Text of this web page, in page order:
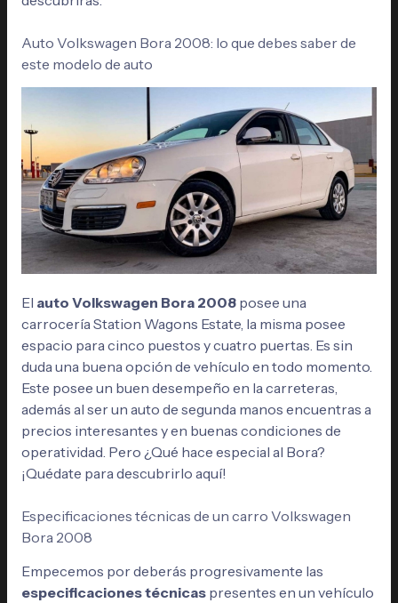
Auto Volkswagen Bora 2008: lo que debes saber de
este modelo de auto
El auto Volkswagen Bora 2008posee una
carrocería Station Wagons Estate, la misma posee
espacio para cinco puestos y cuatro puertas. Es sin
duda una buena opción de vehículo en todo momento.
Este posee un buen desempeño en la carreteras,
además al ser un auto de segunda manos encuentras a
precios interesantes y en buenas condiciones de
operatividad. Pero ¿Qué hace especial al Bora?
¡Quédate para descubrirlo aquí!
Especificaciones técnicas de un carro Volkswagen
Bora 2008
Empecemos por deberás progresivamente las
especificaciones técnicaspresentes en un vehículo